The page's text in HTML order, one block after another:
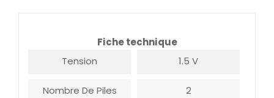
Fiche technique
Tension
1.5 V
Nombre De Piles 2